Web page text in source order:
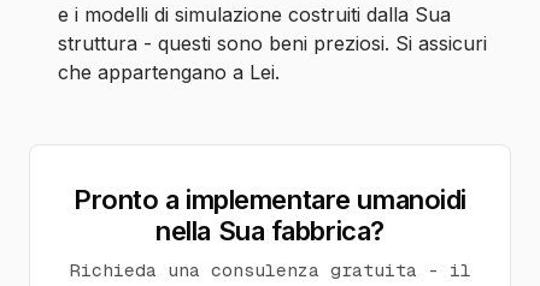
e i modelli di simulazione costruiti dalla Sua
struttura - questi sono beni preziosi. Si assicuri
che appartengano a Lei.
Pronto a implementare umanoidi
nella Sua fabbrica?
Richieda una consulenza gratuita - il